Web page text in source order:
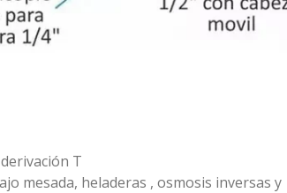
T
mesada, heladeras , osmosis inversas y